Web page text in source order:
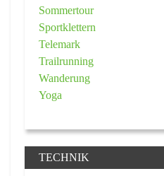
Sommertour
Sportklettern
Telemark
Trailrunning
Wanderung
Yoga
TECHNIK